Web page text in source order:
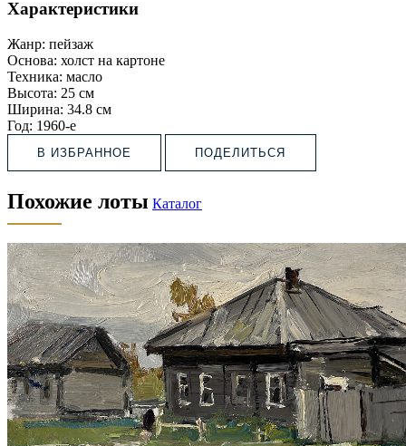
Характеристики
Жанр: пейзаж
Основа: холст на картоне
Техника: масло
Высота: 25 см
Ширина: 34.8 см
Год: 1960-е
В ИЗБРАННОЕ ПОДЕЛИТЬСЯ
Похожие лоты Каталог